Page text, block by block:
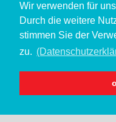
Wir verwenden für
Durch die weitere
stimmen Sie der
zu.